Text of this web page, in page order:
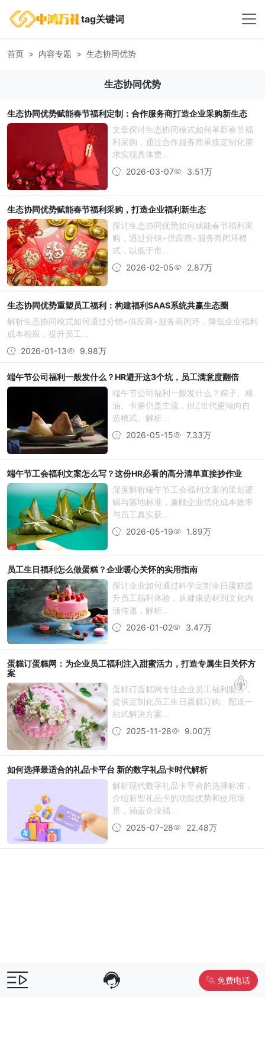
tag关键词
首页 内容专题 生态协同优势
生态协同优势
生态协同优势赋能春节福利定制：合作服务商打造企业采购新生态
文章探讨生态协同模式如何革新春节福
利采购，通过合作服务商承接定制化需
求实现具体费...
2026-03-07
3.51万
生态协同优势赋能春节福利采购，打造企业福利新生态
探讨生态协同优势如何赋能春节福利采
购，通过分销+供应商+服务商闭环模
式，以低于市...
2026-02-05
2.87万
生态协同优势重塑员工福利：构建福利SAAS系统共赢生态圈
解析生态协同模式如何通过分销+供应商+服务商闭环，降低企业福利
成本相应，提升员工...
2026-01-13
9.98万
端午节公司福利一般发什么？HR避开这3个坑，员工满意度翻倍
端午节公司福利一般发什么？粽子、粮
油、卡券仍是主流，但Z世代更倾向自
选模式。解析...
2026-05-15
7.33万
端午节工会福利文案怎么写？这份HR必看的高分清单直接抄作业
深度解析端午节工会福利文案的策划逻
辑与落地标准，兼顾企业优化成本效率
与员工真实获...
2026-05-19
1.89万
员工生日福利怎么做蛋糕？企业暖心关怀的实用指南
探讨企业如何通过科学定制生日蛋糕提
升员工福利体验，从健康选材到文化内
涵传递，解析...
2026-01-02
3.47万
蛋糕订蛋糕网：为企业员工福利注入甜蜜活力，打造专属生日关怀方
案
蛋糕订蛋糕网专注企业员工福利服务，
提供定制化员工生日蛋糕订购、配送一
站式解决方案...
2025-11-28
9.00万
如何选择最适合的礼品卡平台 新的数字礼品卡时代解析
解析现代数字礼品卡平台的选择标准，
介绍新型礼品卡的功能优势和使用场
景，涵盖企业福...
2025-07-28
22.48万
免费电话